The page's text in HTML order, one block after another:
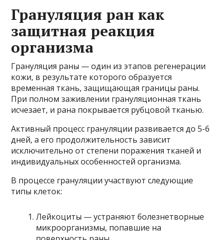
Грануляция ран как
защитная реакция
организма
Грануляция раны — один из этапов регенерации
кожи, в результате которого образуется
временная ткань, защищающая границы раны.
При полном заживлении грануляционная ткань
исчезает, и рана покрывается рубцовой тканью.
Активный процесс грануляции развивается до 5-6
дней, а его продолжительность зависит
исключительно от степени поражения тканей и
индивидуальных особенностей организма.
В процессе грануляции участвуют следующие
типы клеток:
Лейкоциты — устраняют болезнетворные
микроорганизмы, попавшие на